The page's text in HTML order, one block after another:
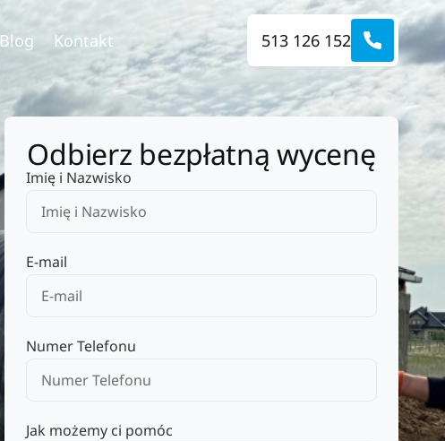
Blog Kontakt 513 126 152
Odbierz bezpłatną wycenę
Imię i Nazwisko
E-mail
Numer Telefonu
Jak możemy ci pomóc